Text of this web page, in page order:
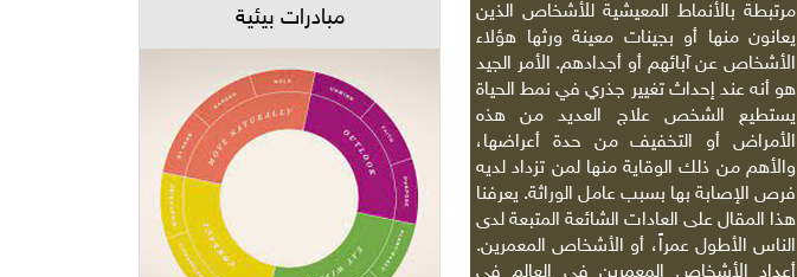
مرتبطة بالأنماط المعيشية للأشخاص الذين
يعانون منها أو بجينات معينة ورثها هؤلاء
الأشخاص عن آبائهم أو أجدادهم. الأمر الجيد
هو أنه عند إحداث تغيير جذري في نمط الحياة
يستطيع الشخص علاج العديد من هذه
الأمراض أو التخفيف من حدة أعراضها،
والأهم من ذلك الوقاية منها لمن تزداد لديه
فرص الإصابة بها بسبب عامل الوراثة. يعرفنا
هذا المقال على العادات الشائعة المتبعة لدى
الناس الأطول عمراً، أو الأشخاص المعمرين.
مبادرات بيئية